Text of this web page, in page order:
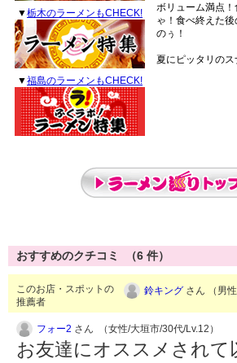
▼栃木のラーメンもCHECK!
▼福島のラーメンもCHECK!
ボリューム満点
ゃ！食べ終えた
のぅ！
夏にピッタリのス
おすすめのクチコミ （6 件）
このお店・スポットの
推薦者
鈴キング さん （男
フォー2 さん （女性/大垣市/30代/Lv.12）
お友達にオススメされ